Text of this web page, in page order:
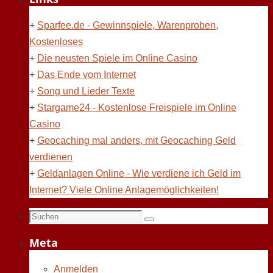
+ Sparfee.de - Gewinnspiele, Warenproben,
Kostenloses
+ Die neusten Spiele im Online Casino
+ Das Ende vom Internet
+ Song und Lieder Texte
+ Stargame24 - Kostenlose Freispiele im Online
Casino
+ Geocaching mal anders, mit Geocaching Geld
verdienen
+ Geldanlagen Online - Wie verdiene ich Geld im
Internet? Viele Online Anlagemöglichkeiten!
Suchen
Suchen
Meta
Anmelden